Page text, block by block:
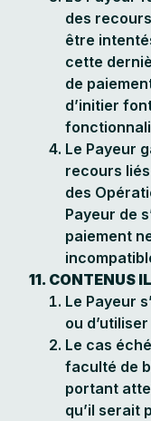
des
être
cette
de
d’initier
Le Payeur
recours
des
Payeur de
paiement
11. CONTENUS
Le Payeur
ou
Le cas
faculté de
portant
qu’il serait